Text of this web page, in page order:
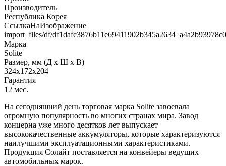
Производитель
Республика Корея
СсылкаНаИзображение
import_files/df/
Марка
Solite
Размер, мм (Д x Ш x В)
324x172x204
Гарантия
12 мес.
На сегодняшний день торговая марка Solite завоевала
огромную популярность во многих странах мира. Завод
концерна уже много десятков лет выпускает
высококачественные аккумуляторы, которые характеризуются
наилучшими эксплуатационными характеристиками.
Продукция Солайт поставляется на конвейеры ведущих
автомобильных марок.